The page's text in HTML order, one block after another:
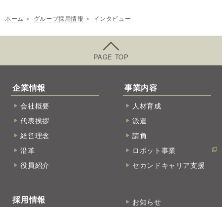
ホーム グループ採用情報 インタビュー
PAGE TOP
企業情報
会社概要
代表挨拶
経営理念
沿革
役員紹介
事業内容
人材育成
派遣
請負
ロボット事業
セカンドキャリア支援
採用情報
お知らせ